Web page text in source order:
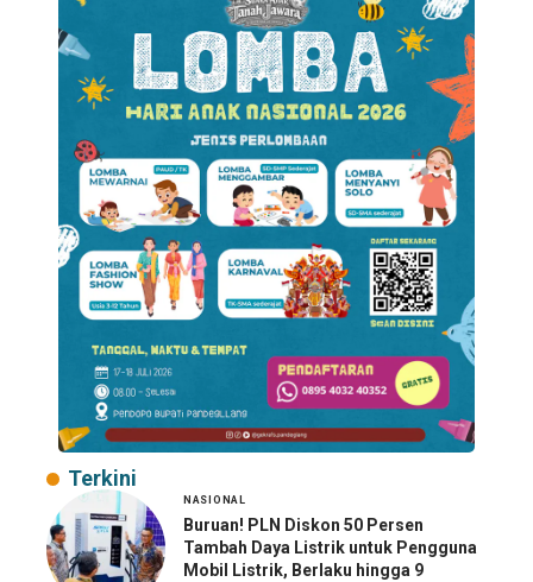
Terkini
NASIONAL
Buruan! PLN Diskon 50 Persen
Tambah Daya Listrik untuk Pengguna
Mobil Listrik, Berlaku hingga 9